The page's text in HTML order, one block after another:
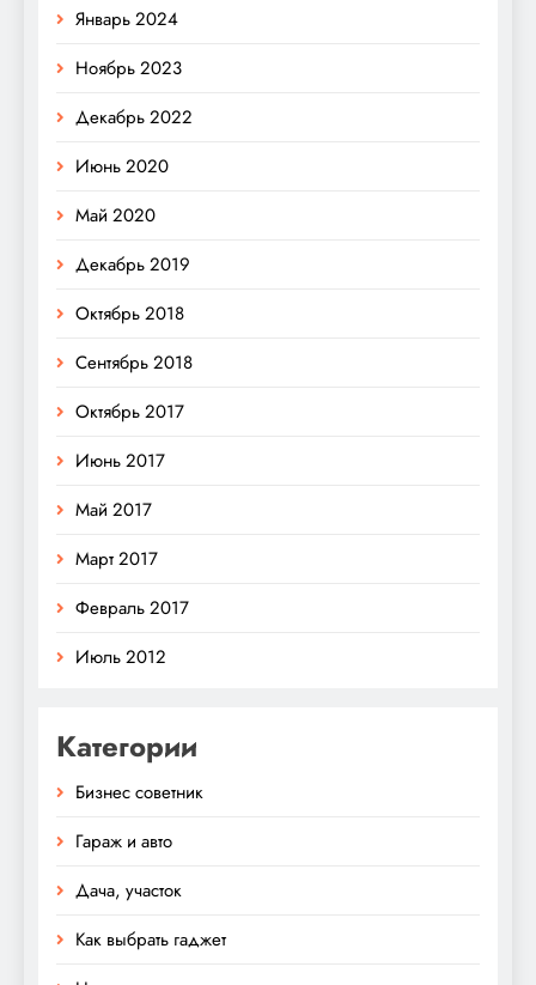
Январь 2024
Ноябрь 2023
Декабрь 2022
Июнь 2020
Май 2020
Декабрь 2019
Октябрь 2018
Сентябрь 2018
Октябрь 2017
Июнь 2017
Май 2017
Март 2017
Февраль 2017
Июль 2012
Категории
Бизнес советник
Гараж и авто
Дача, участок
Как выбрать гаджет